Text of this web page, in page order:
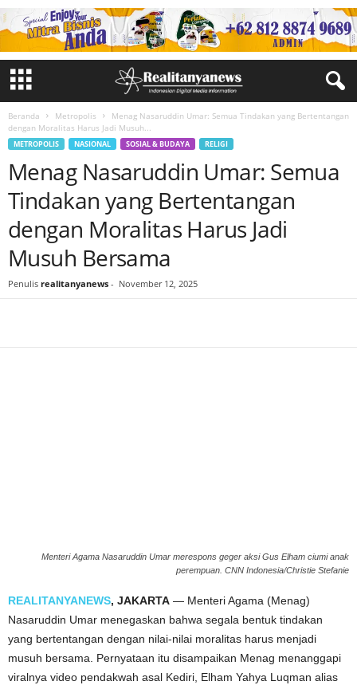
Beranda Metropolis
Menag Nasaruddin Umar: Semua Tindakan yang Bertentangan
dengan Moralitas Harus Jadi Musuh...
METROPOLIS NASIONAL SOSIAL & BUDAYA RELIGI
Menag Nasaruddin Umar: Semua
Tindakan yang Bertentangan
dengan Moralitas Harus Jadi
Musuh Bersama
Penulis realitanyanews - November 12, 2025
Menteri Agama Nasaruddin Umar merespons geger aksi Gus Elham ciumi anak
perempuan. CNN Indonesia/Christie Stefanie
REALITANYANEWS, JAKARTA — Menteri Agama (Menag)
Nasaruddin Umar menegaskan bahwa segala bentuk tindakan
yang bertentangan dengan nilai-nilai moralitas harus menjadi
musuh bersama. Pernyataan itu disampaikan Menag menanggapi
viralnya video pendakwah asal Kediri, Elham Yahya Luqman alias